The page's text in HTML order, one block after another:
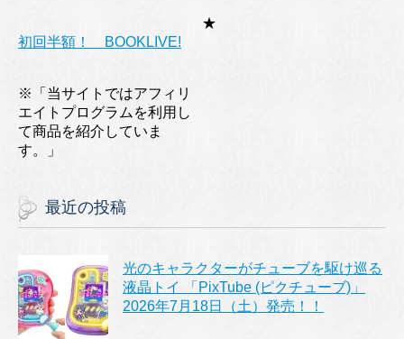
★
初回半額！ BOOKLIVE!
※「当サイトではアフィリ
エイトプログラムを利用し
て商品を紹介していま
す。」
最近の投稿
光のキャラクターがチューブを駆け巡る
液晶トイ 「PixTube (ピクチューブ)」
2026年7月18日（土）発売！！